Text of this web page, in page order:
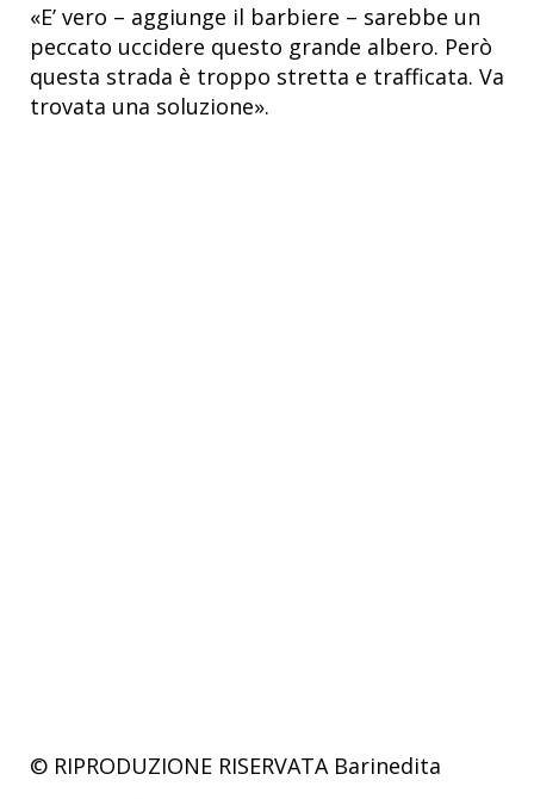
«E’ vero – aggiunge il barbiere – sarebbe un
peccato uccidere questo grande albero. Però
questa strada è troppo stretta e trafficata. Va
trovata una soluzione».
© RIPRODUZIONE RISERVATA Barinedita